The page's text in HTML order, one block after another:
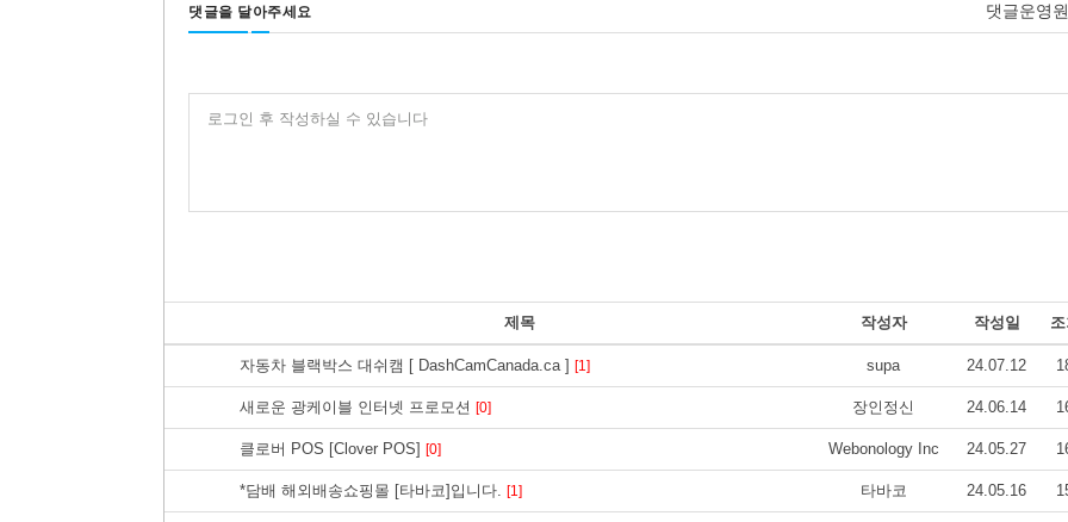
댓글을 달아주세요 댓글운영
로그인 후 작성하실 수 있습니다
제목 작성자 작성일
자동차 블랙박스 대쉬캠 [ DashCamCanada.ca ] [1] supa 24.07.12
새로운 광케이블 인터넷 프로모션 [0] 장인정신 24.06.14
클로버 POS [Clover POS] [0] Webonology Inc 24.05.27
*담배 해외배송쇼핑몰 [타바코]입니다. [1] 타바코 24.05.16